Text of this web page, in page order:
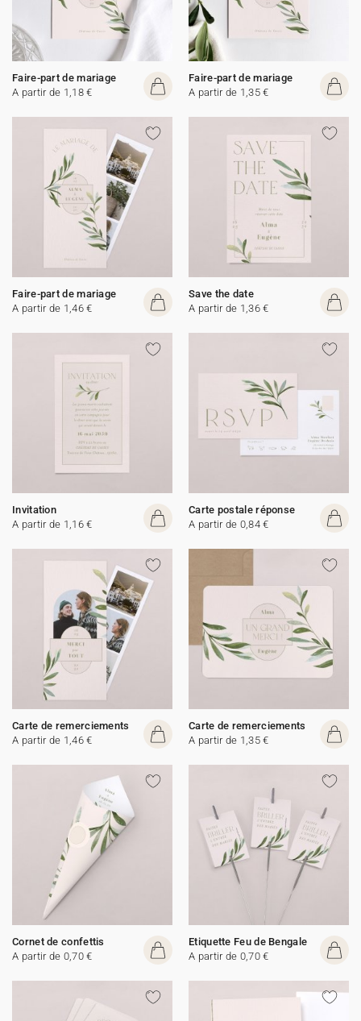
Faire-part de mariage
A partir de 1,18 €
Faire-part de mariage
A partir de 1,35 €
Faire-part de mariage
A partir de 1,46 €
Save the date
A partir de 1,36 €
Invitation
A partir de 1,16 €
Carte postale réponse
A partir de 0,84 €
Carte de remerciements
A partir de 1,46 €
Carte de remerciements
A partir de 1,35 €
Cornet de confettis
A partir de 0,70 €
Etiquette Feu de Bengale
A partir de 0,70 €